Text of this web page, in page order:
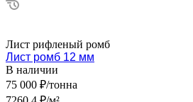
Лист рифленый ромб
Лист ромб 12 мм
В наличии
75 000 ₽/тонна